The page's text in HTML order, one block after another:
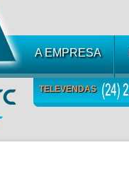
A EMPRESA
TELEVENDAS